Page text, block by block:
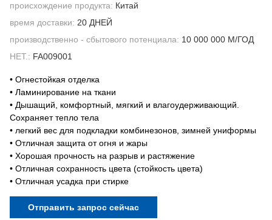
происхождение продукта: Китай
время доставки: 20 ДНЕЙ
производственно - сбытового потенциала: 10 000 000 М/ГОД
НЕТ.: FA009001
• Огнестойкая отделка
• Ламинирование на ткани
• Дышащий, комфортный, мягкий и влагоудерживающий.
Сохраняет тепло тела
• легкий вес для подкладки комбинезонов, зимней униформы
• Отличная защита от огня и жары
• Хорошая прочность на разрыв и растяжение
• Отличная сохранность цвета (стойкость цвета)
• Отличная усадка при стирке
Отправить запрос сейчас